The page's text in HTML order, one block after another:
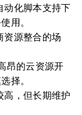
动化脚本支持下
用。
资源整合的场
昂的云资源开
择。
高，但长期维护